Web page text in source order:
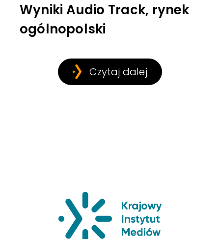
Wyniki Audio Track, rynek
ogólnopolski
Czytaj dalej